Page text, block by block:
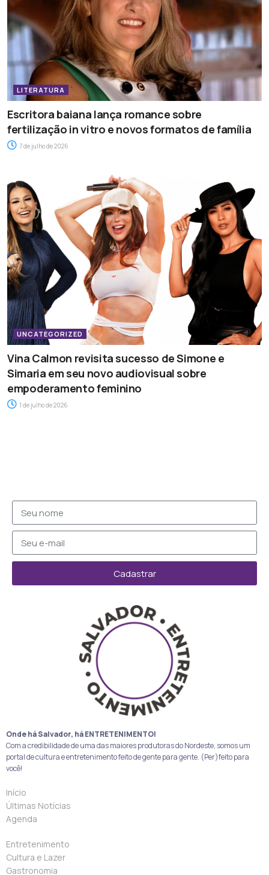
LITERATURA
Escritora baiana lança romance sobre
fertilização in vitro e novos formatos de família
7 de julho de 2026
UNCATEGORIZED
Vina Calmon revisita sucesso de Simone e
Simaria em seu novo audiovisual sobre
empoderamento feminino
1 de julho de 2026
Cadastrar
Onde há Salvador, há ENTRETENIMENTO!
Com a credibilidade de uma das maiores produtoras do Nordeste, somos um
portal de cultura e entretenimento feito de gente para gente. (Per)feito para
você!
Início
Últimas Notícias
Agenda
Entretenimento
Cultura e Lazer
Gastronomia